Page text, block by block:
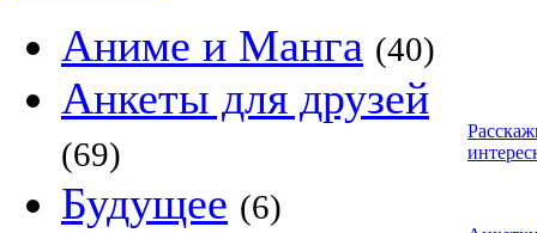
Аниме и Манга (40)
Анкеты для друзей
(69)
Будущее (6)